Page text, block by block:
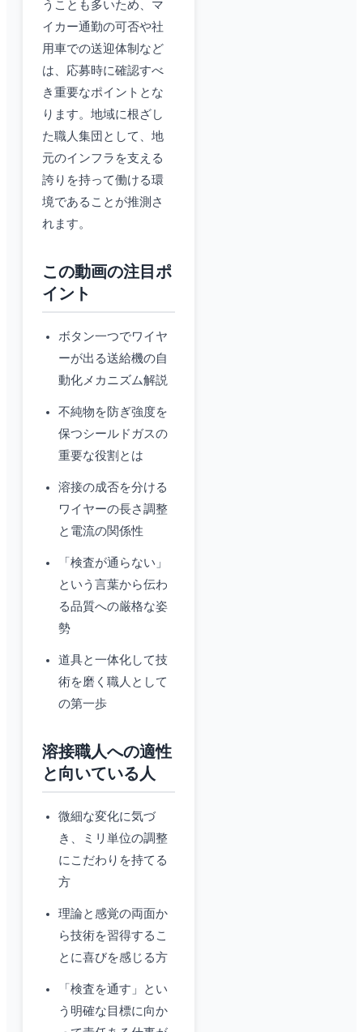
うことも多いため、マ
イカー通勤の可否や社
用車での送迎体制など
は、応募時に確認すべ
き重要なポイントとな
ります。地域に根ざし
た職人集団として、地
元のインフラを支える
誇りを持って働ける環
境であることが推測さ
れます。
この動画の注目ポ
イント
ボタン一つでワイヤ
ーが出る送給機の自
動化メカニズム解説
不純物を防ぎ強度を
保つシールドガスの
重要な役割とは
溶接の成否を分ける
ワイヤーの長さ調整
と電流の関係性
「検査が通らない」
という言葉から伝わ
る品質への厳格な姿
勢
道具と一体化して技
術を磨く職人として
の第一歩
溶接職人への適性
と向いている人
微細な変化に気づ
き、ミリ単位の調整
にこだわりを持てる
方
理論と感覚の両面か
ら技術を習得するこ
とに喜びを感じる方
「検査を通す」とい
う明確な目標に向か